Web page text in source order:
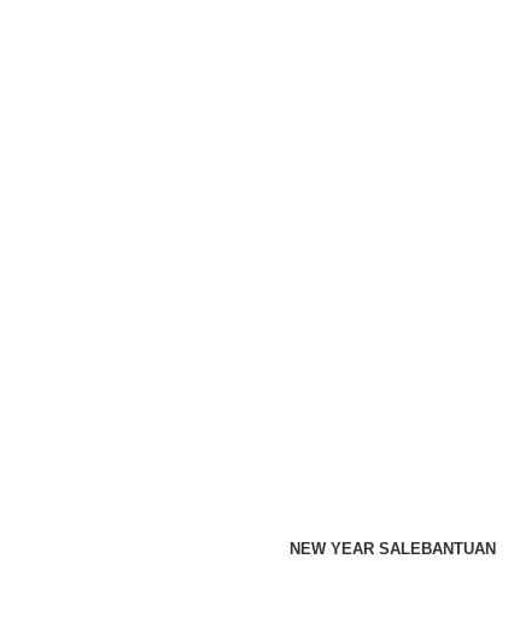
NEW YEAR SALEBANTUAN